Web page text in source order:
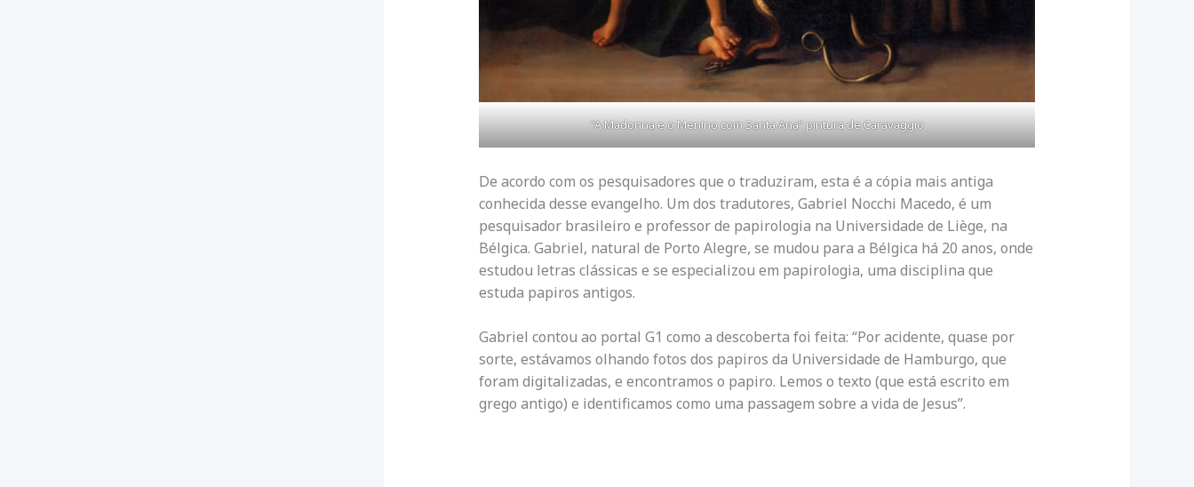
“A Madonna e o Menino com Santa Ana” pintura de Caravaggio
De acordo com os pesquisadores que o traduziram, esta é a cópia mais antiga
conhecida desse evangelho. Um dos tradutores, Gabriel Nocchi Macedo, é um
pesquisador brasileiro e professor de papirologia na Universidade de Liège, na
Bélgica. Gabriel, natural de Porto Alegre, se mudou para a Bélgica há 20 anos, onde
estudou letras clássicas e se especializou em papirologia, uma disciplina que
estuda papiros antigos.
Gabriel contou ao portal G1 como a descoberta foi feita: “Por acidente, quase por
sorte, estávamos olhando fotos dos papiros da Universidade de Hamburgo, que
foram digitalizadas, e encontramos o papiro. Lemos o texto (que está escrito em
grego antigo) e identificamos como uma passagem sobre a vida de Jesus”.